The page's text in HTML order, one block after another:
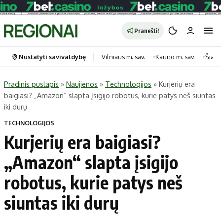
Pranešti!
Portalas
Naujausi
Regionai
Lietuva
Pasaulis
Politika
Kategorijos
Horoskopai
Laisvalaikis
Maistas
Sveikata
Technologijos
Nustatyti savivaldybę Vilniaus m. sav. Kauno m. sav.
Pradinis puslapis » Naujienos » Technologijos » Kurjerių era
baigiasi? „Amazon“ slapta įsigijo robotus, kurie patys neš siuntas
iki durų
TECHNOLOGIJOS
Kurjerių era baigiasi?
„Amazon“ slapta įsigijo
robotus, kurie patys neš
siuntas iki durų